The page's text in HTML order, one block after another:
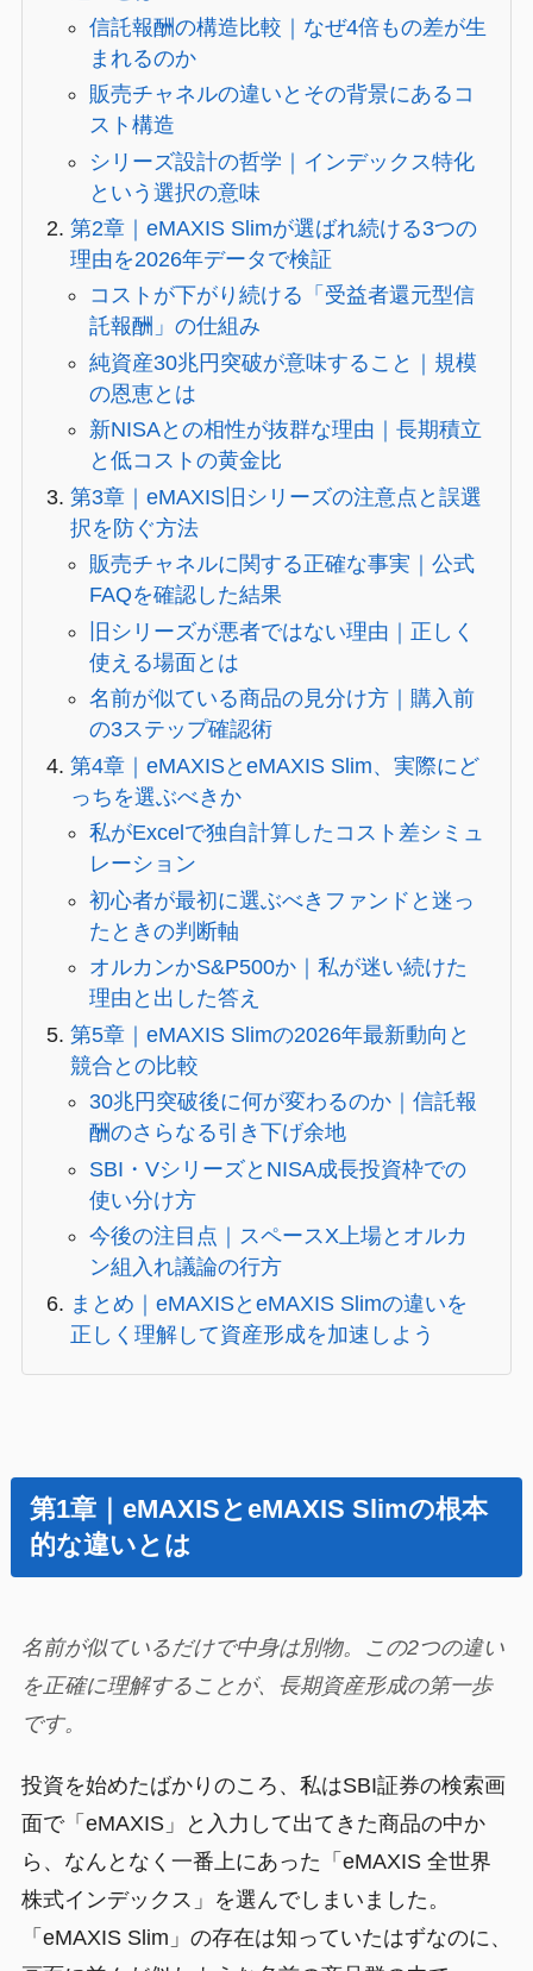
信託報酬の構造比較｜なぜ4倍もの差が生
まれるのか
販売チャネルの違いとその背景にあるコ
スト構造
シリーズ設計の哲学｜インデックス特化
という選択の意味
第2章｜eMAXIS Slimが選ばれ続ける3つの
理由を2026年データで検証
コストが下がり続ける「受益者還元型信
託報酬」の仕組み
純資産30兆円突破が意味すること｜規模
の恩恵とは
新NISAとの相性が抜群な理由｜長期積立
と低コストの黄金比
第3章｜eMAXIS旧シリーズの注意点と誤選
択を防ぐ方法
販売チャネルに関する正確な事実｜公式
FAQを確認した結果
旧シリーズが悪者ではない理由｜正しく
使える場面とは
名前が似ている商品の見分け方｜購入前
の3ステップ確認術
第4章｜eMAXISとeMAXIS Slim、実際にど
っちを選ぶべきか
私がExcelで独自計算したコスト差シミュ
レーション
初心者が最初に選ぶべきファンドと迷っ
たときの判断軸
オルカンかS&P500か｜私が迷い続けた
理由と出した答え
第5章｜eMAXIS Slimの2026年最新動向と
競合との比較
30兆円突破後に何が変わるのか｜信託報
酬のさらなる引き下げ余地
SBI・VシリーズとNISA成長投資枠での
使い分け方
今後の注目点｜スペースX上場とオルカ
ン組入れ議論の行方
まとめ｜eMAXISとeMAXIS Slimの違いを
正しく理解して資産形成を加速しよう
第1章｜eMAXISとeMAXIS Slimの根本
的な違いとは
名前が似ているだけで中身は別物。この2つの違い
を正確に理解することが、長期資産形成の第一歩
です。
投資を始めたばかりのころ、私はSBI証券の検索画
面で「eMAXIS」と入力して出てきた商品の中か
ら、なんとなく一番上にあった「eMAXIS 全世界
株式インデックス」を選んでしまいました。
「eMAXIS Slim」の存在は知っていたはずなのに、